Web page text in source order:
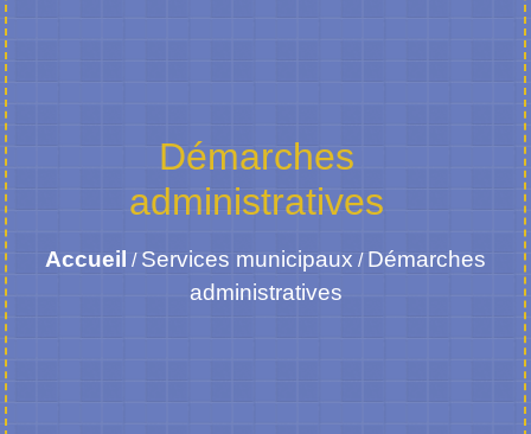
Démarches
administratives
Accueil / Services municipaux / Démarches
administratives